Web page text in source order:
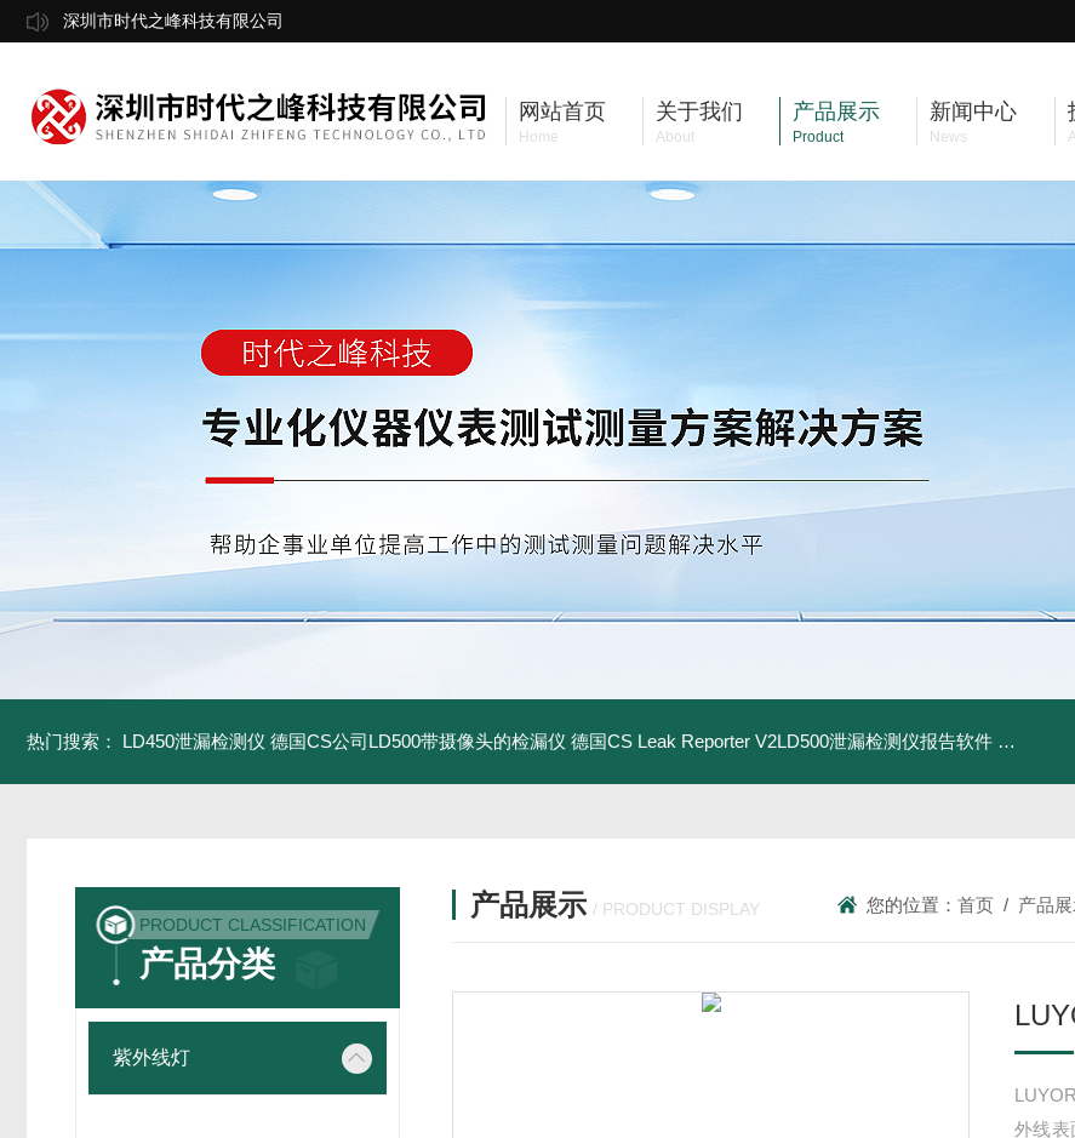
深圳市时代之峰科技有限公司
网站首页
Home
关于我们
About
产品展示
Product
新闻中心
News
热门搜索： LD450泄漏检测仪 德国CS公司LD500带摄像头的检漏仪 德国CS Leak Reporter V2LD500泄漏检测仪报告软件
PRODUCT CLASSIFICATION
产品分类
紫外线灯
产品展示 / PRODUCT DISPLAY 您的位置：首页 / 产品
外线表